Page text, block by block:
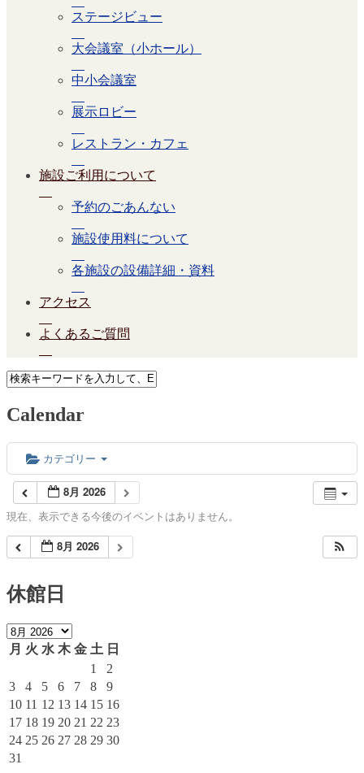
ステージビュー
大会議室（小ホール）
中小会議室
展示ロビー
レストラン・カフェ
施設ご利用について
予約のごあんない
施設使用料について
各施設の設備詳細・資料
アクセス
よくあるご質問
Calendar
カテゴリー
8月 2026
現在、表示できる今後のイベントはありません。
8月 2026
休館日
月 火 水 木 金 土 日
1
2
3
4 5 6 7 8
9
10 11 12 13 14 15 16
17 18 19 20 21 22 23
24 25 26 27 28 29 30
31